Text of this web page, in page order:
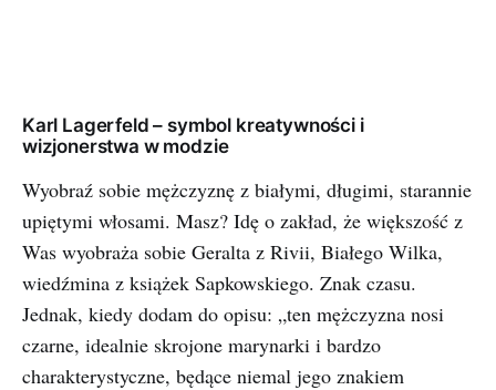
Karl Lagerfeld – symbol kreatywności i
wizjonerstwa w modzie
Wyobraź sobie mężczyznę z białymi, długimi, starannie
upiętymi włosami. Masz? Idę o zakład, że większość z
Was wyobraża sobie Geralta z Rivii, Białego Wilka,
wiedźmina z książek Sapkowskiego. Znak czasu.
Jednak, kiedy dodam do opisu: „ten mężczyzna nosi
czarne, idealnie skrojone marynarki i bardzo
charakterystyczne, będące niemal jego znakiem